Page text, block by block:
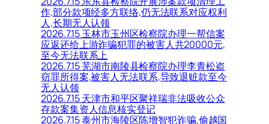
作,部分款项经多方联络,仍无法联系对应权利
人,长期无人认领
2026.7.15 玉林市玉州区检察院办理一帮信案
应返还给上游诈骗犯罪的被害人共20000元,
至今无法联系上
2026.7.15 芜湖市南陵县检察院办理李青松盗
窃罪所得案,被害人无法联系,导致退赃款至今
无人认领
2026.7.15 天津市和平区聚祥瑞非法吸收公众
存款案集资人信息核实登记
2026.7.15 泰州市海陵区陈增智犯诈骗,偷越国